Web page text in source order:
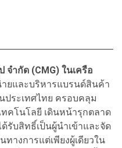
ำกัด (CMG) ในเครือ
ยและบริหารแบรนด์สินค้า
ประเทศไทย ครอบคลุม
คโนโลยี เดินหน้ารุกตลาด
รับสิทธิ์เป็นผู้นำเข้าและจัด
ทางการแต่เพียงผู้เดียวใน